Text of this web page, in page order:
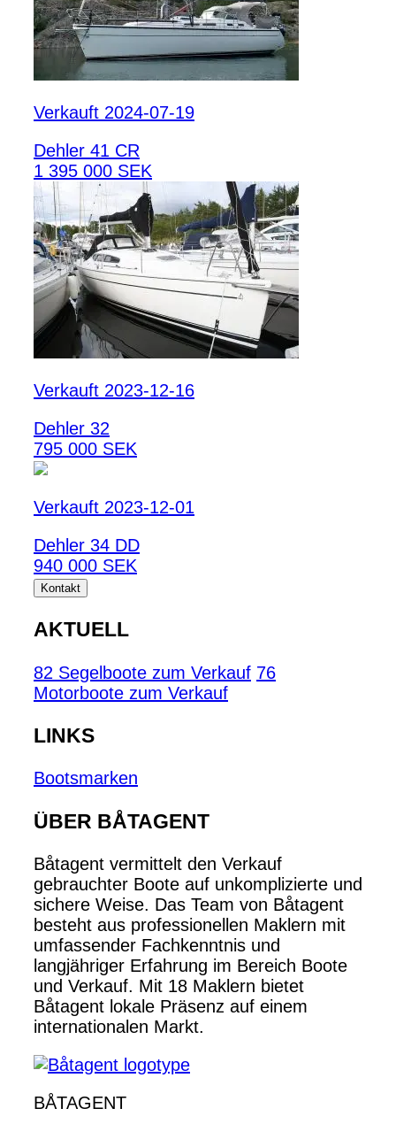
Verkauft 2024-07-19
Dehler 41 CR
1 395 000 SEK
Verkauft 2023-12-16
Dehler 32
795 000 SEK
Verkauft 2023-12-01
Dehler 34 DD
940 000 SEK
Kontakt
AKTUELL
82 Segelboote zum Verkauf 76
Motorboote zum Verkauf
LINKS
Bootsmarken
ÜBER BÅTAGENT
Båtagent vermittelt den Verkauf
gebrauchter Boote auf unkomplizierte und
sichere Weise. Das Team von Båtagent
besteht aus professionellen Maklern mit
umfassender Fachkenntnis und
langjähriger Erfahrung im Bereich Boote
und Verkauf. Mit 18 Maklern bietet
Båtagent lokale Präsenz auf einem
internationalen Markt.
BÅTAGENT